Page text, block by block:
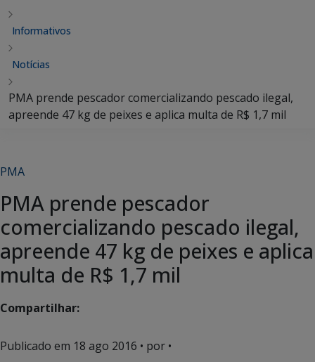
Informativos
Notícias
PMA prende pescador comercializando pescado ilegal,
apreende 47 kg de peixes e aplica multa de R$ 1,7 mil
PMA
PMA prende pescador
comercializando pescado ilegal,
apreende 47 kg de peixes e aplica
multa de R$ 1,7 mil
Compartilhar:
Publicado em 18 ago 2016 • por •